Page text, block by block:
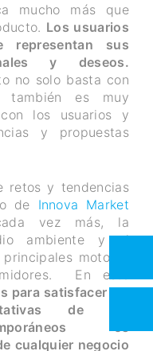
mucho más que
Los usuarios
representan sus
y deseos.
no solo basta con
también es muy
los usuarios y
y propuestas
retos y tendencias
de Innova Market
vez más, la
ambiente y el
motores
En este
para satisfacer las
de los
es
cualquier negocio